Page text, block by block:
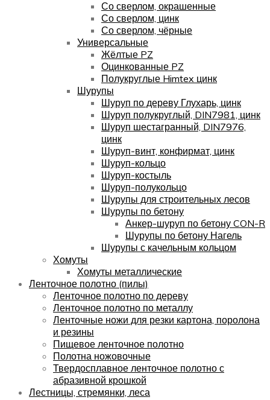
Со сверлом, окрашенные
Со сверлом, цинк
Со сверлом, чёрные
Универсальные
Жёлтые PZ
Оцинкованные PZ
Полукруглые Himtex цинк
Шурупы
Шуруп по дереву Глухарь, цинк
Шуруп полукруглый, DIN7981, цинк
Шуруп шестагранный, DIN7976,
цинк
Шуруп-винт, конфирмат, цинк
Шуруп-кольцо
Шуруп-костыль
Шуруп-полукольцо
Шурупы для строительных лесов
Шурупы по бетону
Анкер-шуруп по бетону CON-R
Шурупы по бетону Нагель
Шурупы с качельным кольцом
Хомуты
Хомуты металлические
Ленточное полотно (пилы)
Ленточное полотно по дереву
Ленточное полотно по металлу
Ленточные ножи для резки картона, поролона
и резины
Пищевое ленточное полотно
Полотна ножовочные
Твердосплавное ленточное полотно с
абразивной крошкой
Лестницы, стремянки, леса